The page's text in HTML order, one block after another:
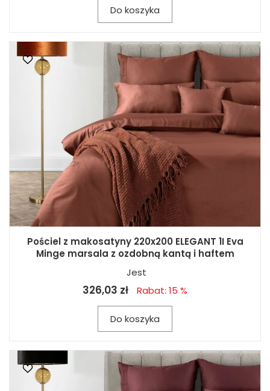
Do koszyka
Pościel z makosatyny 220x200 ELEGANT 1I Eva
Minge marsala z ozdobną kantą i haftem
Jest
326,03 zł Rabat: 15 %
Do koszyka